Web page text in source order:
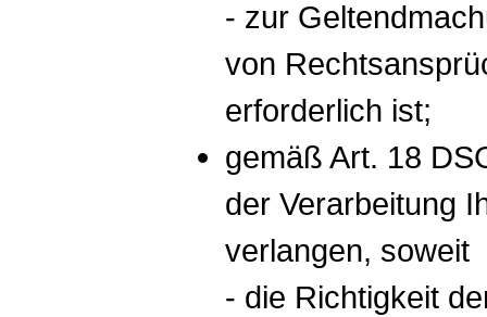
- zur
von
erforderlich ist;
gemäß Art. 18
der Verarbeitung
verlangen, soweit
- die Richtigkeit